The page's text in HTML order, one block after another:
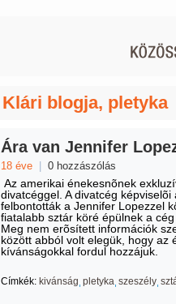
Klári blogja, pletyka
Ára van Jennifer
18 éve 0 hozzászólás
Az amerikai énekesnõnek
divatcéggel. A divatcég
felbontották a Jennifer Lopezzel
fiatalabb sztár köré épülnek a
Meg nem erõsített információk
között abból volt elegük, hogy az
kívánságokkal fordul hozzájuk.
Címkék: kivánság pletyka szeszély